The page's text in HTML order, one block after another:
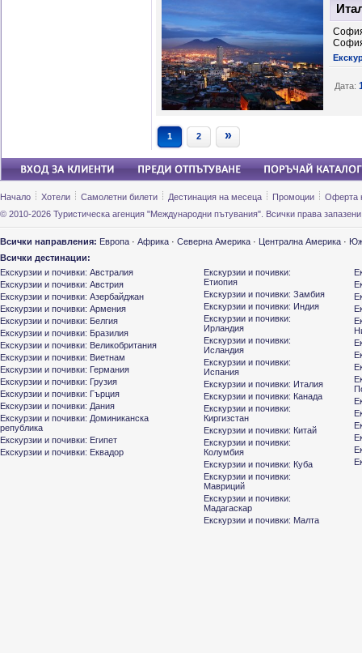
Дата:
1 2 »
Начало Хотели Самолетни билети Дестинация на месеца Промоции
Оферта
© 2010-2026 Туристическа агенция "Международни пътувания". Всички права
Всички направления: Европа · Африка · Северна Америка · Централна Америка ·
Всички дестинации:
Екскурзии и почивки: Австралия
Екскурзии и почивки: Австрия
Екскурзии и почивки: Азербайджан
Екскурзии и почивки: Армения
Екскурзии и почивки: Белгия
Екскурзии и почивки: Бразилия
Екскурзии и почивки: Великобритания
Екскурзии и почивки: Виетнам
Екскурзии и почивки: Германия
Екскурзии и почивки: Грузия
Екскурзии и почивки: Гърция
Екскурзии и почивки: Дания
Екскурзии и почивки: Доминиканска
република
Екскурзии и почивки: Египет
Екскурзии и почивки: Еквадор
Екскурзии и почивки:
Етиопия
Екскурзии и почивки: Замбия
Екскурзии и почивки: Индия
Екскурзии и почивки:
Ирландия
Екскурзии и почивки:
Исландия
Екскурзии и почивки:
Испания
Екскурзии и почивки: Италия
Екскурзии и почивки: Канада
Екскурзии и почивки:
Киргизстан
Екскурзии и почивки: Китай
Екскурзии и почивки:
Колумбия
Екскурзии и почивки: Куба
Екскурзии и почивки:
Мавриций
Екскурзии и почивки:
Мадагаскар
Екскурзии и почивки: Малта